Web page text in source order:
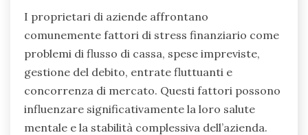
I proprietari di aziende affrontano
comunemente fattori di stress finanziario come
problemi di flusso di cassa, spese impreviste,
gestione del debito, entrate fluttuanti e
concorrenza di mercato. Questi fattori possono
influenzare significativamente la loro salute
mentale e la stabilità complessiva dell’azienda.